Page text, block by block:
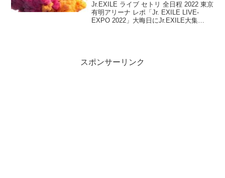
Jr.EXILE ライブ セトリ 全日程 2022 東京
有明アリーナ レポ「Jr. EXILE LIVE-
EXPO 2022」大晦日にJr.EXILE大集
スポンサーリンク